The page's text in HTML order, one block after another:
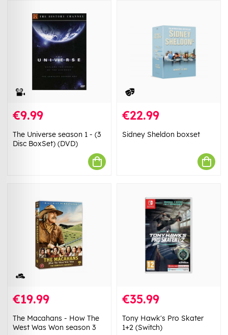
€9.99
The Universe season 1 - (3
Disc BoxSet) (DVD)
€22.99
Sidney Sheldon boxset
€19.99
The Macahans - How The
West Was Won season 3
€35.99
Tony Hawk's Pro Skater
1+2 (Switch)